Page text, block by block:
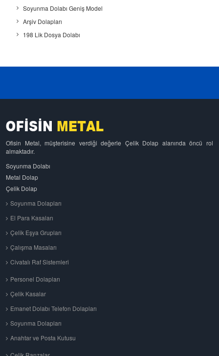
Soyunma Dolabı Geniş Model
Arşiv Dolapları
198 Lik Dosya Dolabı
Ofisin Metal, müşterisine verdiği değerle Çelik Dolap alanında öncü rol
almaktadır.
Soyunma Dolabı
Metal Dolap
Çelik Dolap
Soyunma Dolapları
El Para Kasaları
Çelik Eşya Grupları
Çalışma Masaları
Civatalı Raf Sistemleri
Personel Dolapları
Çelik Kasalar
Emanet Dolabı Telefon Dolapları
Soyunma Dolapları
Anahtar ve Posta Kutusu